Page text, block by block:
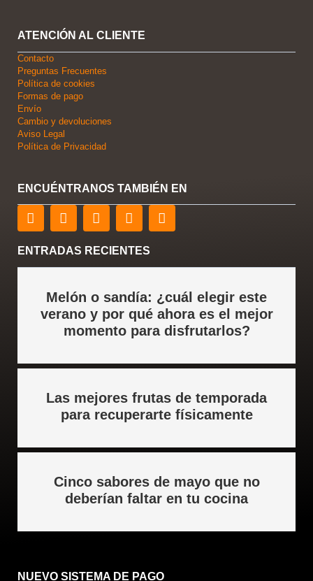
ATENCIÓN AL CLIENTE
Contacto
Preguntas Frecuentes
Política de cookies
Formas de pago
Envío
Cambio y devoluciones
Aviso Legal
Política de Privacidad
ENCUÉNTRANOS TAMBIÉN EN
F
a
e
b
T
w
t
t
r
L
i
k
e
i
n
Y
o
t
u
e
I
n
a
r
a
m
ENTRADAS RECIENTES
Melón o sandía: ¿cuál elegir este
verano y por qué ahora es el mejor
momento para disfrutarlos?
Las mejores frutas de temporada
para recuperarte físicamente
Cinco sabores de mayo que no
deberían faltar en tu cocina
NUEVO SISTEMA DE PAGO